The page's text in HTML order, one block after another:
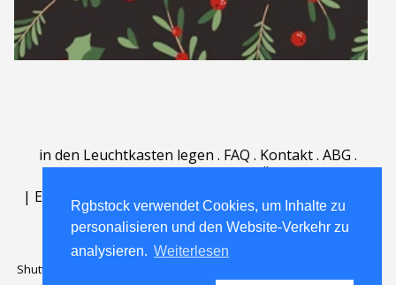
Rgbstock verwendet Cookies, um Inhalte zu
personalisieren und den Website-Verkehr zu
analysieren. Weiterlesen
in den Leuchtkasten legen . FAQ . Kontakt. ABG .
| English | Deutsch Español | Polski | Português
Nederlands|
Shutterstock official partner of Rgbstock